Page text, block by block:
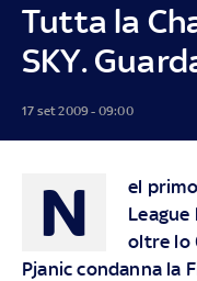
Tutta la
SKY.
17 set 2009 - 09:00
N
el
oltre lo
Pjanic condanna la